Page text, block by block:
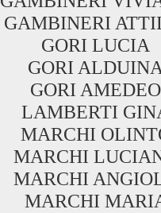
GAMBINERI
GORI LUCIA
GORI
GORI AMEDEO
LAMBERTI
MARCHI
MARCHI
MARCHI
MARCHI